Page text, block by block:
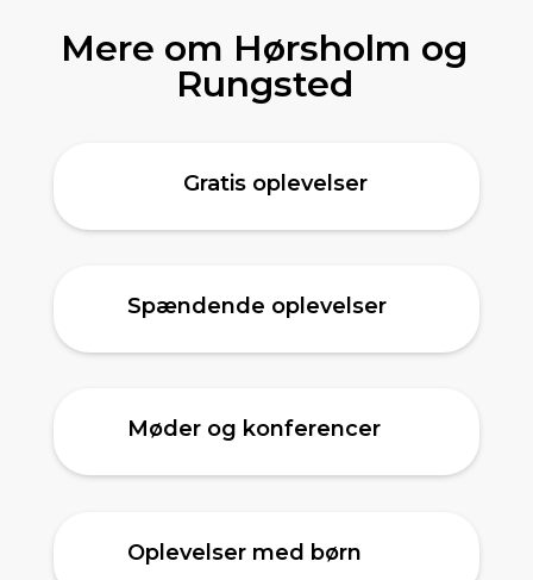
Mere om Hørsholm og
Rungsted
Gratis oplevelser
Spændende oplevelser
Møder og konferencer
Oplevelser med børn